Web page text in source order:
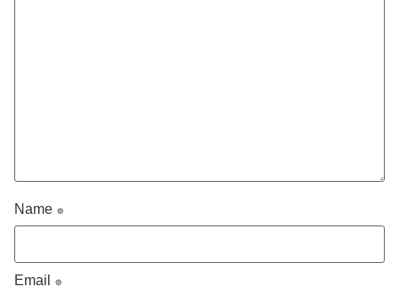
Name *
Email *